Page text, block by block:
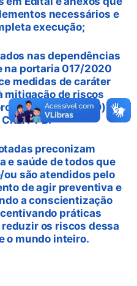
necessários e
execução;
nas dependências
na portaria 017/2020
medidas de caráter
mitigação de riscos
(Covid-19) no
PB.
preconizam
e saúde de todos que
são atendidos pelo
de agir preventiva e
a conscientização
práticas
os riscos dessa
o mundo inteiro.